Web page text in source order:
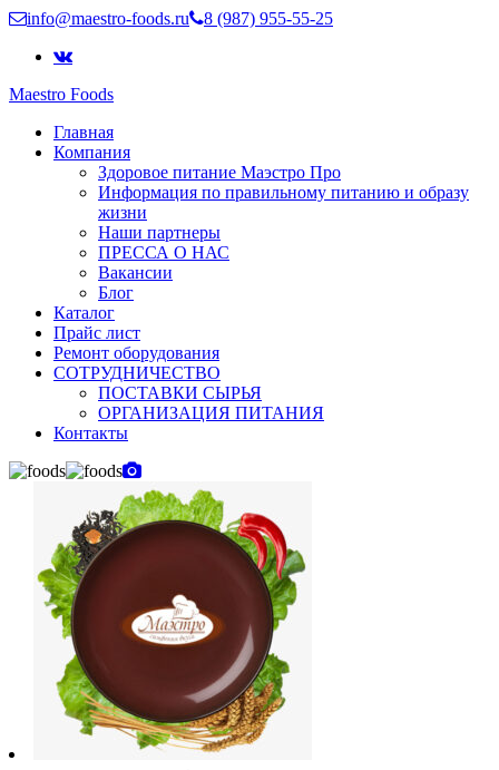
info@maestro-foods.ru 8 (987) 955-55-25
Maestro Foods
Компания Маэстро
Симфония вкуса
Главная
Компания
Здоровое питание Маэстро Про
Информация по правильному питанию и образу
жизни
Наши партнеры
ПРЕССА О НАС
Вакансии
Блог
Каталог
Прайс лист
Ремонт оборудования
СОТРУДНИЧЕСТВО
ПОСТАВКИ СЫРЬЯ
ОРГАНИЗАЦИЯ ПИТАНИЯ
Контакты